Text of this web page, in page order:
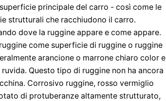
principale del carro - così come le
strutturali che racchiudono il carro.
dove la ruggine appare e come appare.
come superficie di ruggine o ruggine
arancione o marrone chiaro color e
Questo tipo di ruggine non ha ancora
Corrosivo ruggine, rosso vermiglio
di protuberanze altamente strutturato,